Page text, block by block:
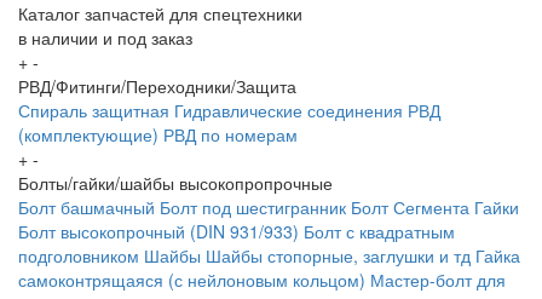
Каталог запчастей для спецтехники
в наличии и под заказ
+ -
РВД/Фитинги/Переходники/Защита
Спираль защитная Гидравлические соединения РВД
(комплектующие) РВД по номерам
+ -
Болты/гайки/шайбы высокопропрочные
Болт башмачный Болт под шестигранник Болт Сегмента Гайки
Болт высокопрочный (DIN 931/933) Болт с квадратным
подголовником Шайбы Шайбы стопорные, заглушки и тд Гайка
самоконтрящаяся (с нейлоновым кольцом) Мастер-болт для